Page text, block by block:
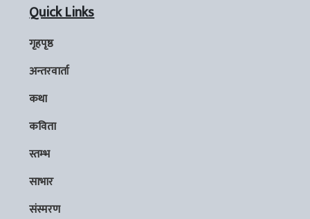
Quick Links
गृहपृष्ठ
अन्तरवार्ता
कथा
कविता
स्तम्भ
साभार
संस्मरण